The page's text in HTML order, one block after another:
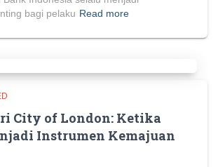
bagi pelaku Read more
City of London: Ketika
Instrumen Kemajuan